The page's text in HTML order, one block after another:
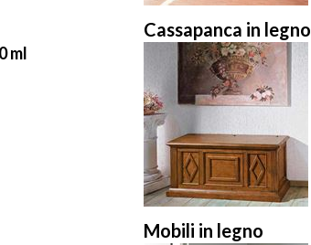
ml
Cassapanca in legno
Mobili in legno